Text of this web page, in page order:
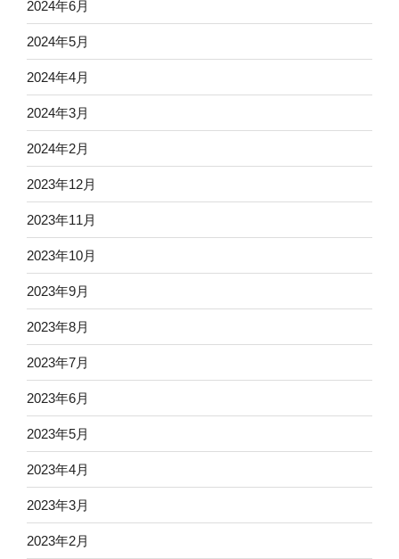
2024年6月
2024年5月
2024年4月
2024年3月
2024年2月
2023年12月
2023年11月
2023年10月
2023年9月
2023年8月
2023年7月
2023年6月
2023年5月
2023年4月
2023年3月
2023年2月